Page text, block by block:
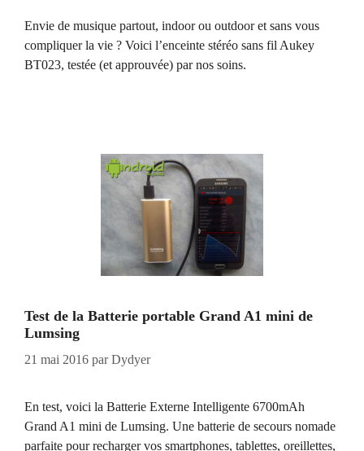
Envie de musique partout, indoor ou outdoor et sans vous
compliquer la vie ? Voici l’enceinte stéréo sans fil Aukey
BT023, testée (et approuvée) par nos soins.
Test de la Batterie portable Grand A1 mini de
Lumsing
21 mai 2016 parDydyer
En test, voici la Batterie Externe Intelligente 6700mAh
Grand A1 mini de Lumsing. Une batterie de secours nomade
parfaite pour recharger vos smartphones, tablettes, oreillettes,